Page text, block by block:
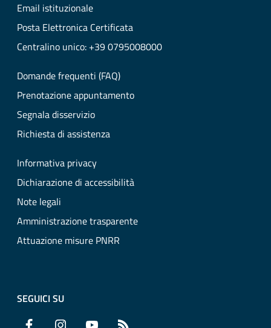
Email istituzionale
Posta Elettronica Certificata
Centralino unico: +39 0795008000
Domande frequenti (FAQ)
Prenotazione appuntamento
Segnala disservizio
Richiesta di assistenza
Informativa privacy
Dichiarazione di accessibilità
Note legali
Amministrazione trasparente
Attuazione misure PNRR
SEGUICI SU
Facebook Instagram YouTube